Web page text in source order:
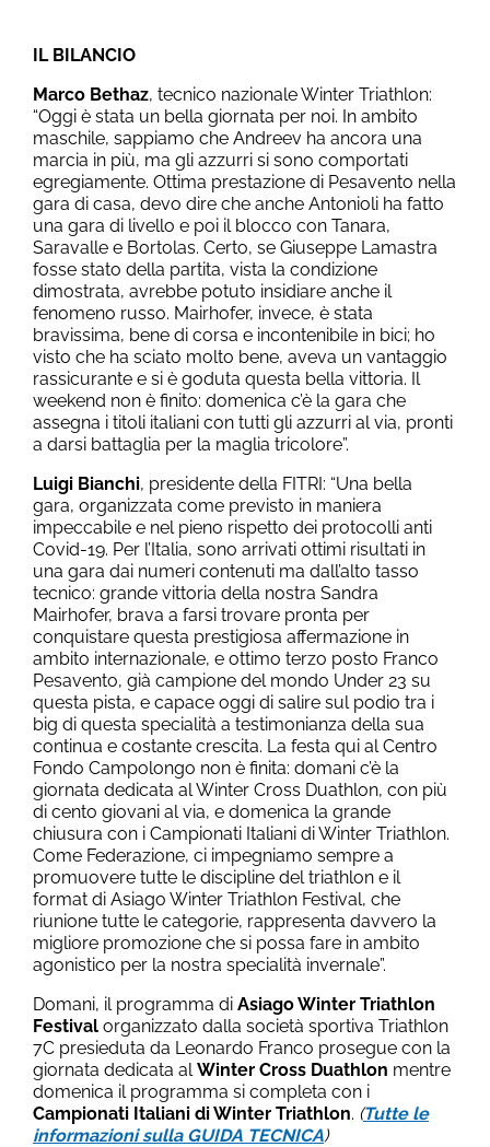
IL BILANCIO
Marco Bethaz, tecnico nazionale Winter Triathlon:
“Oggi è stata un bella giornata per noi. In ambito
maschile, sappiamo che Andreev ha ancora una
marcia in più, ma gli azzurri si sono comportati
egregiamente. Ottima prestazione di Pesavento nella
gara di casa, devo dire che anche Antonioli ha fatto
una gara di livello e poi il blocco con Tanara,
Saravalle e Bortolas. Certo, se Giuseppe Lamastra
fosse stato della partita, vista la condizione
dimostrata, avrebbe potuto insidiare anche il
fenomeno russo. Mairhofer, invece, è stata
bravissima, bene di corsa e incontenibile in bici; ho
visto che ha sciato molto bene, aveva un vantaggio
rassicurante e si è goduta questa bella vittoria. Il
weekend non è finito: domenica c’è la gara che
assegna i titoli italiani con tutti gli azzurri al via, pronti
a darsi battaglia per la maglia tricolore”.
Luigi Bianchi, presidente della FITRI: “Una bella
gara, organizzata come previsto in maniera
impeccabile e nel pieno rispetto dei protocolli anti
Covid-19. Per l’Italia, sono arrivati ottimi risultati in
una gara dai numeri contenuti ma dall’alto tasso
tecnico: grande vittoria della nostra Sandra
Mairhofer, brava a farsi trovare pronta per
conquistare questa prestigiosa affermazione in
ambito internazionale, e ottimo terzo posto Franco
Pesavento, già campione del mondo Under 23 su
questa pista, e capace oggi di salire sul podio tra i
big di questa specialità a testimonianza della sua
continua e costante crescita. La festa qui al Centro
Fondo Campolongo non è finita: domani c’è la
giornata dedicata al Winter Cross Duathlon, con più
di cento giovani al via, e domenica la grande
chiusura con i Campionati Italiani di Winter Triathlon.
Come Federazione, ci impegniamo sempre a
promuovere tutte le discipline del triathlon e il
format di Asiago Winter Triathlon Festival, che
riunione tutte le categorie, rappresenta davvero la
migliore promozione che si possa fare in ambito
agonistico per la nostra specialità invernale”.
Domani, il programma di Asiago Winter Triathlon
Festival organizzato dalla società sportiva Triathlon
7C presieduta da Leonardo Franco prosegue con la
giornata dedicata alWinter Cross Duathlon mentre
domenica il programma si completa con i
Campionati Italiani di Winter Triathlon. (Tutte le
informazioni sulla GUIDA TECNICA)